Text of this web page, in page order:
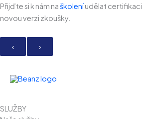
Přeskočit
na
Přijďte si k nám naškoleníudělat certifikaci
novou verzi zkoušky.
‹ ›
SLUŽBY